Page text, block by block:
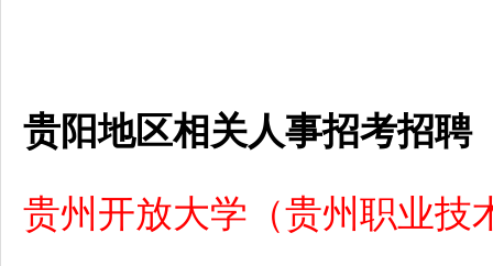
贵阳地区相关人事招考招聘
贵州开放大学（贵州职业技